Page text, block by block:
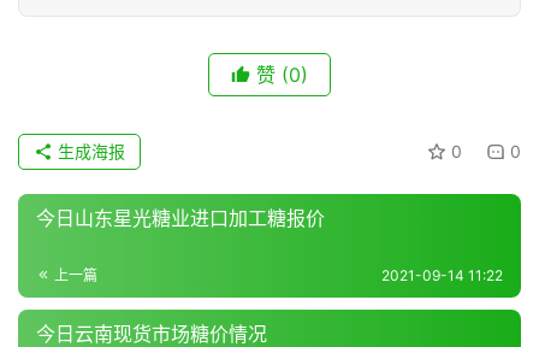
现
专
题
赞 (0)
0 0
生成海报
今日山东星光糖业进口加工糖报价
上一篇 2021-09-14 11:22
今日云南现货市场糖价情况